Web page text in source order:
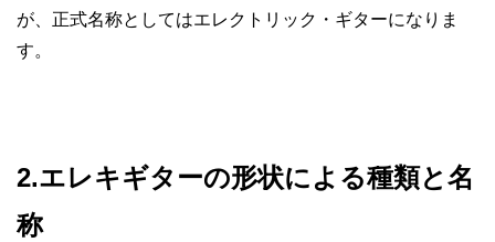
が、正式名称としてはエレクトリック・ギターになりま
す。
2.エレキギターの形状による種類と名
称